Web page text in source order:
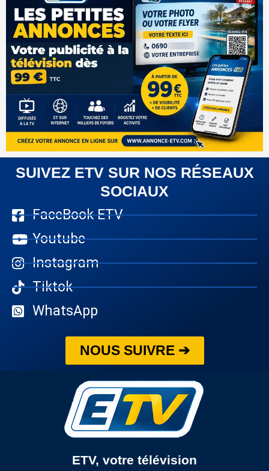
SUIVEZ ETV SUR NOS RÉSEAUX
SOCIAUX
FaceBook ETV
Youtube
Instagram
Tiktok
WhatsApp
NOUS SUIVRE ➔
ETV, votre télévision